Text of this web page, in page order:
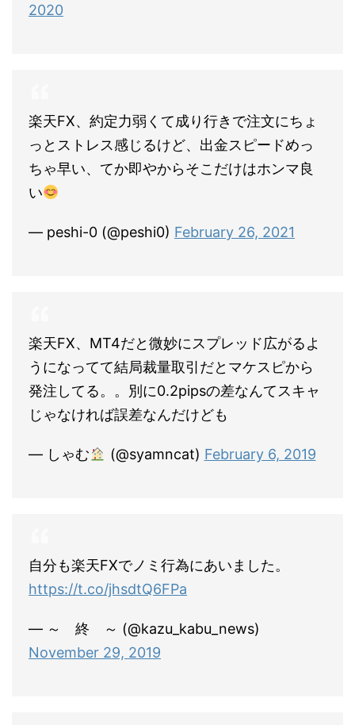
2020
楽天FX、約定力弱くて成り行きで注文にちょ
っとストレス感じるけど、出金スピードめっ
ちゃ早い、てか即やからそこだけはホンマ良
い
— peshi-0 (@peshi0) February 26, 2021
楽天FX、MT4だと微妙にスプレッド広がるよ
うになってて結局裁量取引だとマケスピから
発注してる。。別に0.2pipsの差なんてスキャ
じゃなければ誤差なんだけども
— しゃむ (@syamncat) February 6, 2019
自分も楽天FXでノミ行為にあいました。
https://t.co/jhsdtQ6FPa
— ～ 終 ～ (@kazu_kabu_news)
November 29, 2019